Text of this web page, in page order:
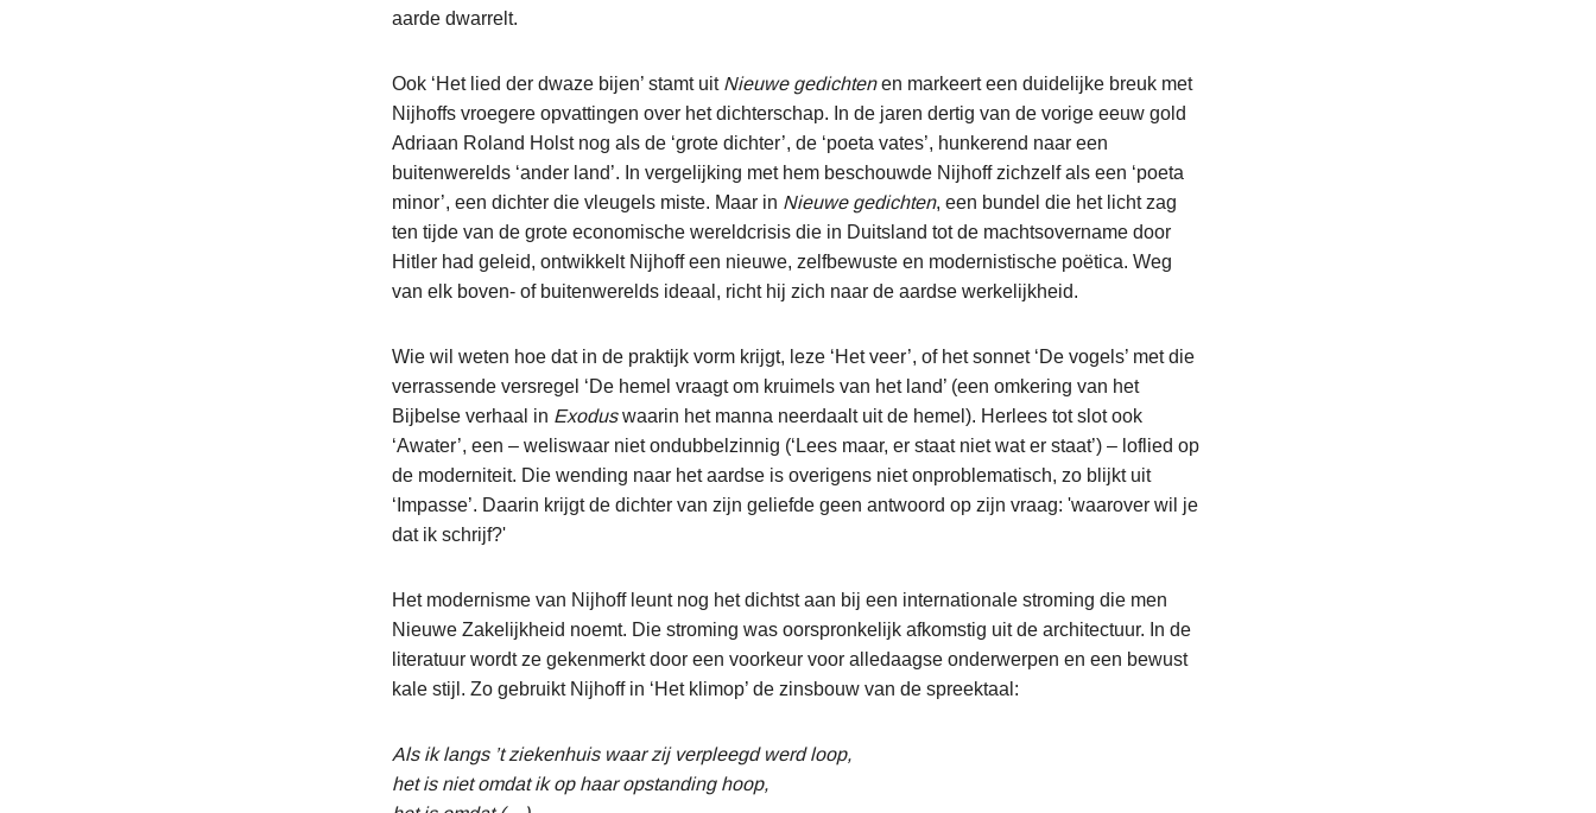
aarde dwarrelt.
Ook ‘Het lied der dwaze bijen’ stamt uit Nieuwe gedichtenen markeert een duidelijke breuk met
Nijhoffs vroegere opvattingen over het dichterschap. In de jaren dertig van de vorige eeuw gold
Adriaan Roland Holst nog als de ‘grote dichter’, de ‘poeta vates’, hunkerend naar een
buitenwerelds ‘ander land’. In vergelijking met hem beschouwde Nijhoff zichzelf als een ‘poeta
minor’, een dichter die vleugels miste. Maar in Nieuwe gedichten, een bundel die het licht zag
ten tijde van de grote economische wereldcrisis die in Duitsland tot de machtsovername door
Hitler had geleid, ontwikkelt Nijhoff een nieuwe, zelfbewuste en modernistische poëtica. Weg
van elk boven- of buitenwerelds ideaal, richt hij zich naar de aardse werkelijkheid.
Wie wil weten hoe dat in de praktijk vorm krijgt, leze ‘Het veer’, of het sonnet ‘De vogels’ met die
verrassende versregel ‘De hemel vraagt om kruimels van het land’ (een omkering van het
Bijbelse verhaal in Exoduswaarin het manna neerdaalt uit de hemel). Herlees tot slot ook
‘Awater’, een – weliswaar niet ondubbelzinnig (‘Lees maar, er staat niet wat er staat’) – loflied op
de moderniteit. Die wending naar het aardse is overigens niet onproblematisch, zo blijkt uit
‘Impasse’. Daarin krijgt de dichter van zijn geliefde geen antwoord op zijn vraag: 'waarover wil je
dat ik schrijf?'
Het modernisme van Nijhoff leunt nog het dichtst aan bij een internationale stroming die men
Nieuwe Zakelijkheid noemt. Die stroming was oorspronkelijk afkomstig uit de architectuur. In de
literatuur wordt ze gekenmerkt door een voorkeur voor alledaagse onderwerpen en een bewust
kale stijl. Zo gebruikt Nijhoff in ‘Het klimop’ de zinsbouw van de spreektaal:
Als ik langs ’t ziekenhuis waar zij verpleegd werd loop,
het is niet omdat ik op haar opstanding hoop,